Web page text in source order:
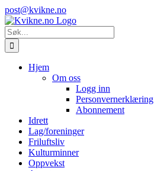
Skip
to
content
Instagram
E-
post
post@kvikne.no
Søk
etter:
Hjem
Om oss
Logg inn
Personvernerklæring
Abonnement
Idrett
Lag/foreninger
Friluftsliv
Kulturminner
Oppvekst